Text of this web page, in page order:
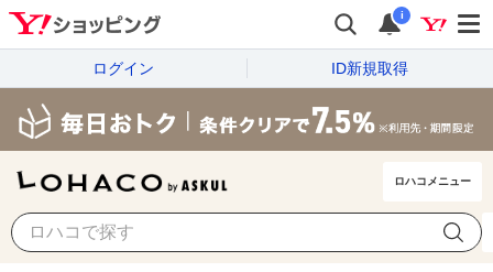
i
ログイン ID新規取得
ロハコメニュー